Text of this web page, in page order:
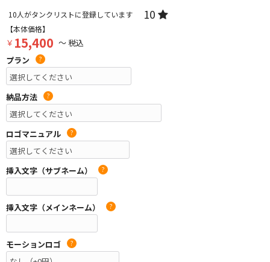
10人がタンクリストに登録しています 10
【本体価格】
￥ 15,400 ～ 税込
プラン
?
納品方法 ?
ロゴマニュアル ?
挿入文字（サブネーム） ?
挿入文字（メインネーム） ?
モーションロゴ ?